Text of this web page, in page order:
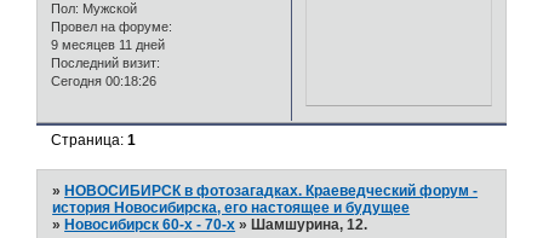
Пол: Мужской
Провел на форуме:
9 месяцев 11 дней
Последний визит:
Сегодня 00:18:26
Страница:1
»НОВОСИБИРСК в фотозагадках. Краеведческий форум -
история Новосибирска, его настоящее и будущее
»Новосибирск 60-х - 70-х »Шамшурина, 12.